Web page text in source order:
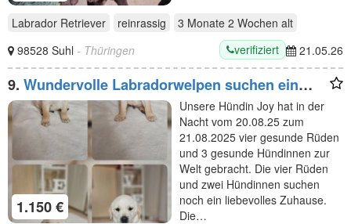
Labrador Retriever reinrassig 3 Monate 2 Wochen alt
98528 Suhl - Thüringen verifiziert 21.05.26
9. Wundervolle Labradorwelpen suchen ein
liebevolles Zuhause
1.150 €
Unsere Hündin Joy hat in der
Nacht vom 20.08.25 zum
21.08.2025 vier gesunde Rüden
und 3 gesunde Hündinnen zur
Welt gebracht. Die vier Rüden
und zwei Hündinnen suchen
noch ein liebevolles Zuhause.
Die…